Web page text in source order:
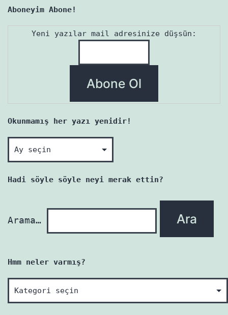
Aboneyim Abone!
Yeni yazılar mail adresinize düşsün:
Okunmamış her yazı yenidir!
Okunmamış
her
yazı
Hadi söyle söyle neyi merak ettin?
Arama…
Hmm neler varmış?
Hmm
neler